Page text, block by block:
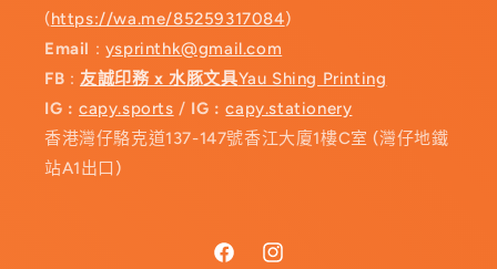
(https://wa.me/85259317084)
Email : ysprinthk@gmail.com
FB :友誠印務 x 水豚文具Yau Shing Printing
IG : capy.sports / IG :capy.stationery
香港灣仔駱克道137-147號香江大廈1樓C室 (灣仔地鐵
站A1出口)
FacebookInstagram